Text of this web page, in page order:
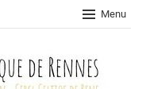
Menu